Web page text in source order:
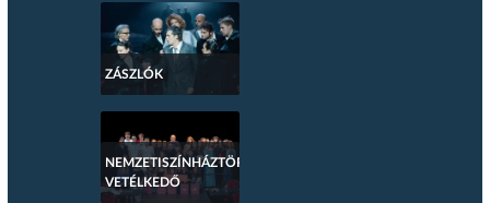
ZÁSZLÓK
NEMZETISZÍNHÁZTÖRTÉNETI
VETÉLKEDŐ